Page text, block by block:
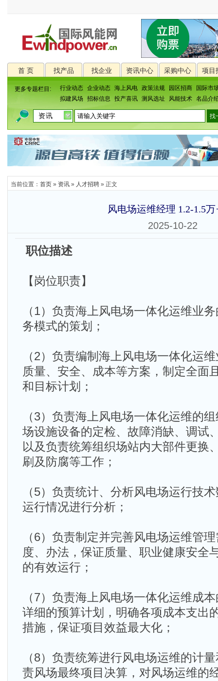
首 页 找产品 找企业 资讯中心 采购中心 项目
更多专题栏目: 行业动态 企业动态 海上风电 政策法规 园区招商
国际市
拟建风场
招标信息 投产喜讯 测风选址 风能技术 名品介
当前位置： 首页 » 资讯 » 人才招聘 » 正文
风电场运维经理 1.2-1.5万
2025-10-22
职位描述
【岗位职责】
（1）负责海上风电场一体化运维业
务模式的策划；
（2）负责编制海上风电场一体化运
质量、安全、成本等方案，制定全面
和目标计划；
（3）负责海上风电场一体化运维的
场设施设备的定检、故障消缺、调试
以及负责统筹组织场站内大部件更换
刷及防腐等工作；
（5）负责统计、分析风电场运行技
运行情况进行分析；
（6）负责制定并完善风电场运维管
度、办法，保证质量、职业健康安全
的有效运行；
（7）负责海上风电场一体化运维成
详细的预算计划，明确各项成本支出
措施，保证项目效益最大化；
（8）负责统筹进行风电场运维的计
责风场最终项目决算，对风场运维的